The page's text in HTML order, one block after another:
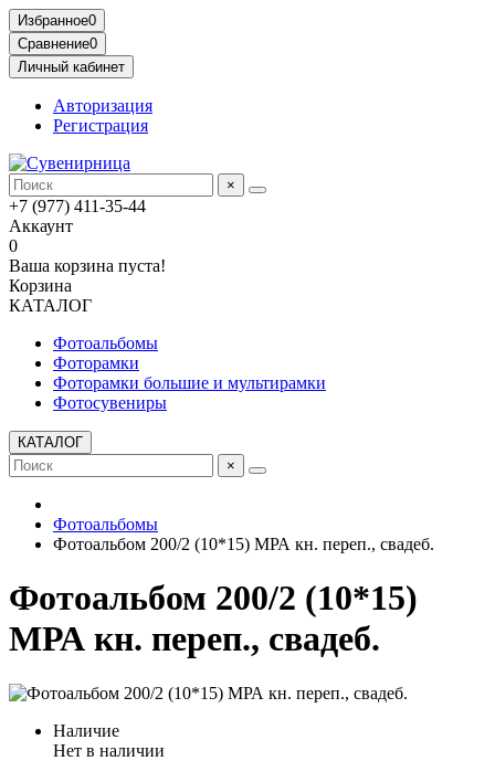
Избранное0
Сравнение0
Личный кабинет
Авторизация
Регистрация
×
+7 (977) 411-35-44
Аккаунт
0
Ваша корзина пуста!
Корзина
КАТАЛОГ
Фотоальбомы
Фоторамки
Фоторамки большие и мультирамки
Фотосувениры
КАТАЛОГ
×
Фотоальбомы
Фотоальбом 200/2 (10*15) МРА кн. переп., свадеб.
Фотоальбом 200/2 (10*15)
МРА кн. переп., свадеб.
Наличие
Нет в наличии